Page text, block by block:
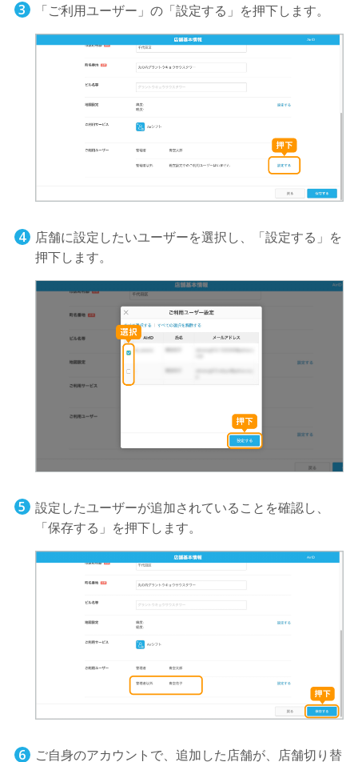
「ご利用ユーザー」の「設定する」を押下します。
店舗に設定したいユーザーを選択し、「設定する」を
押下します。
設定したユーザーが追加されていることを確認し、
「保存する」を押下します。
ご自身のアカウントで、追加した店舗が、店舗切り替